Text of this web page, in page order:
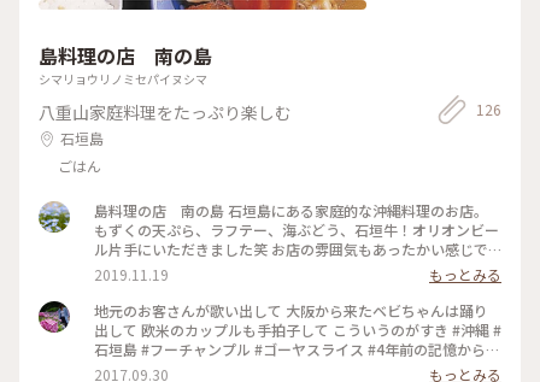
島料理の店 南の島
シマリョウリノミセパイヌシマ
八重山家庭料理をたっぷり楽しむ
石垣島
ごはん
126
島料理の店 南の島 石垣島にある家庭的な沖縄料理のお店。
もずくの天ぷら、ラフテー、海ぶどう、石垣牛！オリオンビー
ル片手にいただきました笑 お店の雰囲気もあったかい感じで
最高です♪ #石垣島 #南の島 #オリオンビール最高
2019.11.19
もっとみる
地元のお客さんが歌い出して 大阪から来たベビちゃんは踊り
出して 欧米のカップルも手拍子して こういうのがすき #沖縄 #
石垣島 #フーチャンプル #ゴーヤスライス #4年前の記憶からか
わってないお店 #お店の名前初めて知った
2017.09.30 もっとみる